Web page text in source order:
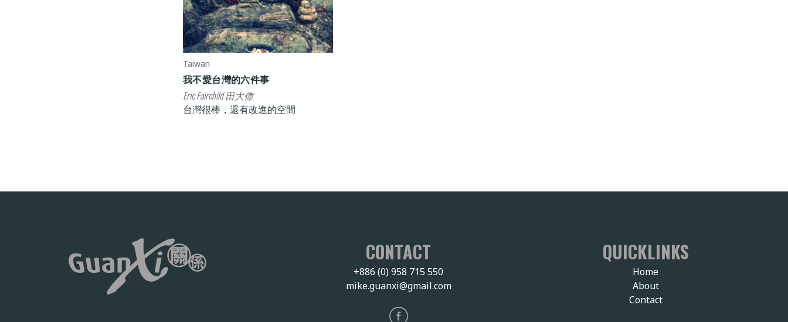
Taiwan
我不愛台灣的六件事
Eric Fairchild 田大偉
台灣很棒，還有改進的空間
CONTACT
+886 (0) 958 715 550
mike.guanxi@gmail.com
QUICKLINKS
Home
About
Contact